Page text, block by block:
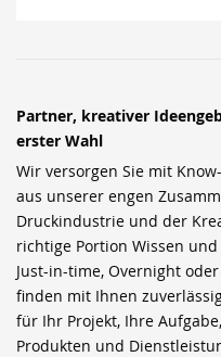
Partner, kreativer
erster Wahl
Wir versorgen Sie mit
aus unserer engen
Druckindustrie und der
richtige Portion Wissen
Just-in-time, Overnight
finden mit Ihnen
für Ihr Projekt, Ihre
Produkten und